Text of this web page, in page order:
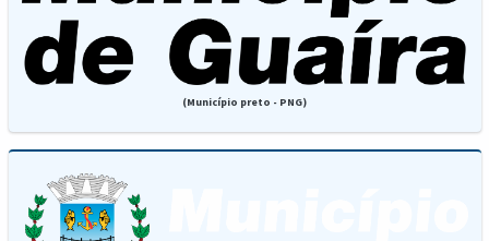
(Município preto - PNG)